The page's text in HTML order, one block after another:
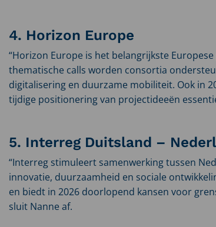
4. Horizon Europe
“Horizon Europe is het belangrijkste
thematische calls worden consortia
digitalisering en duurzame mobiliteit. Ook in
tijdige positionering van projectideeën
5. Interreg Duitsland –
“Interreg stimuleert samenwerking tussen
innovatie, duurzaamheid en sociale
en biedt in 2026 doorlopend kansen voor
sluit Nanne af.